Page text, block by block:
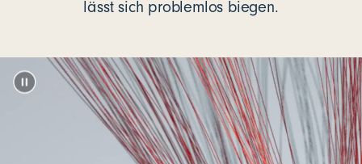
lässt sich problemlos biegen.